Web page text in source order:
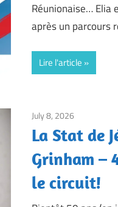
Réunionaise… Elia
après un parcours
Lire l'article
July 8, 2026
La Stat de
Grinham –
le circuit!